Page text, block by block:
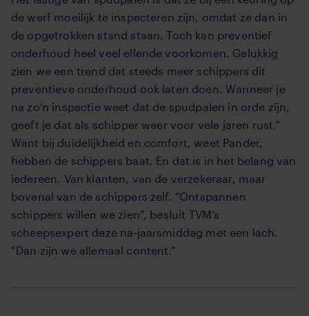
de werf moeilijk te inspecteren zijn, omdat ze dan in
de opgetrokken stand staan. Toch kan preventief
onderhoud heel veel ellende voorkomen. Gelukkig
zien we een trend dat steeds meer schippers dit
preventieve onderhoud ook laten doen. Wanneer je
na zo’n inspectie weet dat de spudpalen in orde zijn,
geeft je dat als schipper weer voor vele jaren rust.”
Want bij duidelijkheid en comfort, weet Pander,
hebben de schippers baat. En dat is in het belang van
iedereen. Van klanten, van de verzekeraar, maar
bovenal van de schippers zelf. “Ontspannen
schippers willen we zien”, besluit TVM’s
scheepsexpert deze na-jaarsmiddag met een lach.
“Dan zijn we allemaal content.”